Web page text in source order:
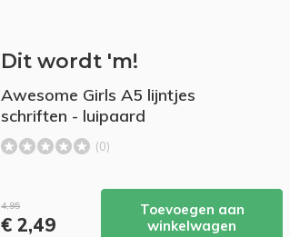
Dit wordt 'm!
Awesome Girls A5 lijntjes
schriften - luipaard
(0)
4,95
€ 2,49
Toevoegen aan
winkelwagen